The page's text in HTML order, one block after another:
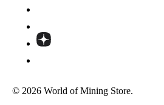
© 2026 World of Mining Store.